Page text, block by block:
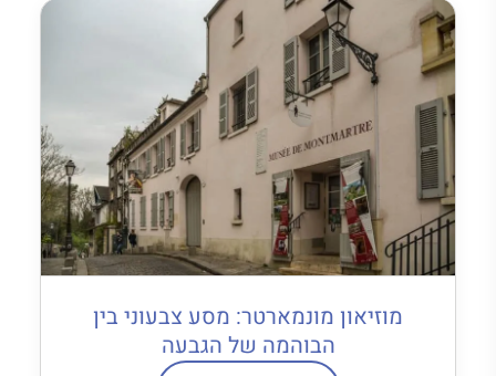
מוזיאון מונמארטר: מסע צבעוני בין
הבוהמה של הגבעה